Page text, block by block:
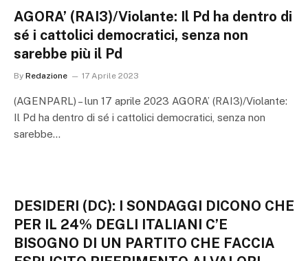
AGORA’ (RAI3)/Violante: Il Pd ha dentro di
sé i cattolici democratici, senza non
sarebbe più il Pd
By Redazione 17 Aprile 2023
(AGENPARL) – lun 17 aprile 2023 AGORA’ (RAI3)/Violante:
Il Pd ha dentro di sé i cattolici democratici, senza non
sarebbe…
DESIDERI (DC): I SONDAGGI DICONO CHE
PER IL 24% DEGLI ITALIANI C’E
BISOGNO DI UN PARTITO CHE FACCIA